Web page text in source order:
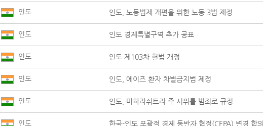
인도 인도, 노동법제 개편을 위한 노동 3법 제정
인도 인도 경제특별구역 추가 공표
인도 인도 제103차 헌법 개정
인도 인도, 에이즈 환자 차별금지법 제정
인도 인도, 마하라쉬트라 주 시위를 범죄로 규정
인도 한국-인도 포괄적 경제 동반자 협정(CEPA) 변경 합의